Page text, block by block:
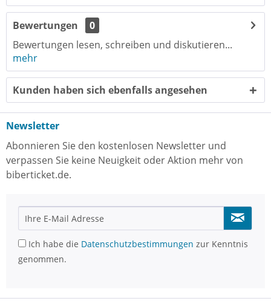
Bewertungen
0
Bewertungen lesen, schreiben und diskutieren...
mehr
Kunden haben sich ebenfalls angesehen
Newsletter
Abonnieren Sie den kostenlosen Newsletter und
verpassen Sie keine Neuigkeit oder Aktion mehr von
biberticket.de.
Ich habe die Datenschutzbestimmungen zur Kenntnis
genommen.